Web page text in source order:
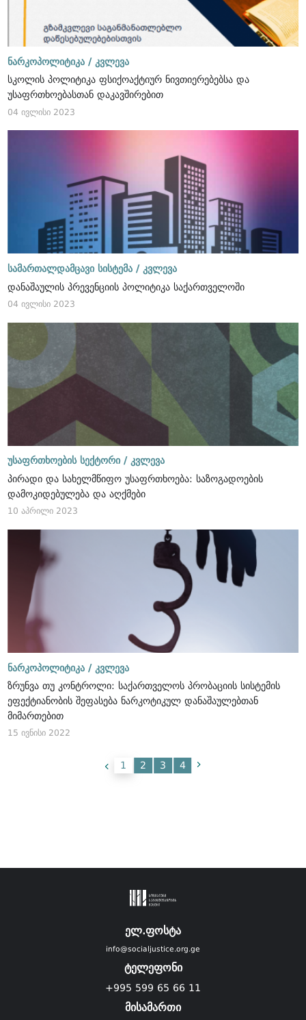
ნარკოპოლიტიკა / კვლევა
სკოლის პოლიტიკა ფსიქოაქტიურ ნივთიერებებსა და
უსაფრთხოებასთან დაკავშირებით
04 ივლისი 2023
სამართალდამცავი სისტემა / კვლევა
დანაშაულის პრევენციის პოლიტიკა საქართველოში
04 ივლისი 2023
უსაფრთხოების სექტორი / კვლევა
პირადი და სახელმწიფო უსაფრთხოება: საზოგადოების
დამოკიდებულება და აღქმები
10 აპრილი 2023
ნარკოპოლიტიკა / კვლევა
ზრუნვა თუ კონტროლი: საქართველოს პრობაციის სისტემის
ეფექტიანობის შეფასება ნარკოტიკულ დანაშაულებთან
მიმართებით
15 ივნისი 2022
1 2 3 4
ელ.ფოსტა
info@socialjustice.org.ge
ტელეფონი
+995 599 65 66 11
მისამართი